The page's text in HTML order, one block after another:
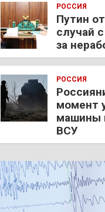
РОССИЯ
Путин
случай
за
РОССИЯ
момент
машины
ВСУ